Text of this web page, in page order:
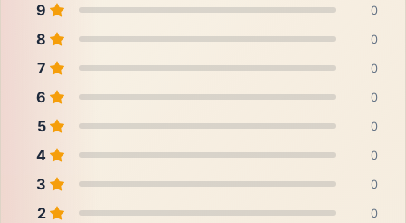
9 0
8 0
7 0
6 0
5 0
4 0
3 0
2 0